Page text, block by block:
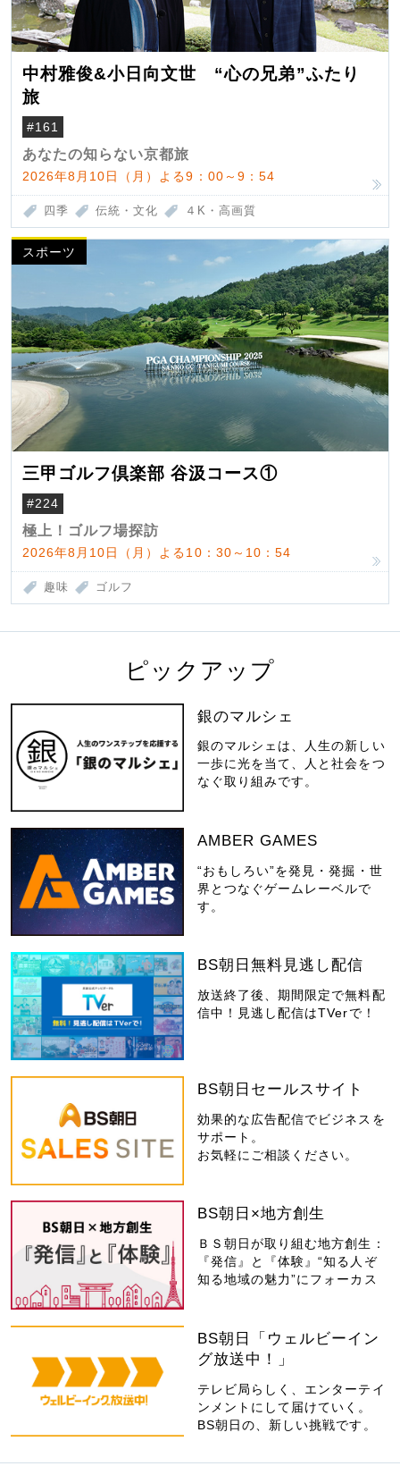
中村雅俊&小日向文世 “心の兄弟”ふたり
旅
#161
あなたの知らない京都旅
2026年8月10日（月）よる9：00～9：54
四季 伝統・文化 ４K・高画質
スポーツ
三甲ゴルフ倶楽部 谷汲コース①
#224
極上！ゴルフ場探訪
2026年8月10日（月）よる10：30～10：54
趣味 ゴルフ
ピックアップ
銀のマルシェ
銀のマルシェは、人生の新しい
一歩に光を当て、人と社会をつ
なぐ取り組みです。
AMBER GAMES
“おもしろい”を発見・発掘・世
界とつなぐゲームレーベルで
す。
BS朝日無料見逃し配信
放送終了後、期間限定で無料配
信中！見逃し配信はTVerで！
BS朝日セールスサイト
効果的な広告配信でビジネスを
サポート。
お気軽にご相談ください。
BS朝日×地方創生
ＢＳ朝日が取り組む地方創生：
『発信』と『体験』“知る人ぞ
知る地域の魅力”にフォーカス
BS朝日「ウェルビーイン
グ放送中！」
テレビ局らしく、エンターテイ
ンメントにして届けていく。
BS朝日の、新しい挑戦です。